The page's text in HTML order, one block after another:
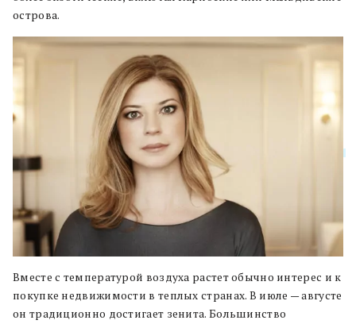
острова.
Вместе с температурой воздуха растет обычно интерес и к
покупке недвижимости в теплых странах. В июле — августе
он традиционно достигает зенита. Большинство